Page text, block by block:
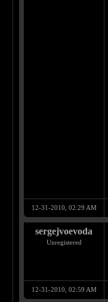
12-31-2010, 02:29 AM
sergejvoevoda
Unregistered
12-31-2010, 02:59 AM